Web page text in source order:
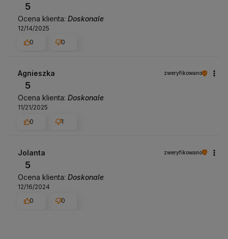
5
Ocena klienta: Doskonale
12/14/2025
0
0
Agnieszka zweryfikowano
5
Ocena klienta: Doskonale
11/21/2025
0
1
Jolanta zweryfikowano
5
Ocena klienta: Doskonale
12/16/2024
0
0